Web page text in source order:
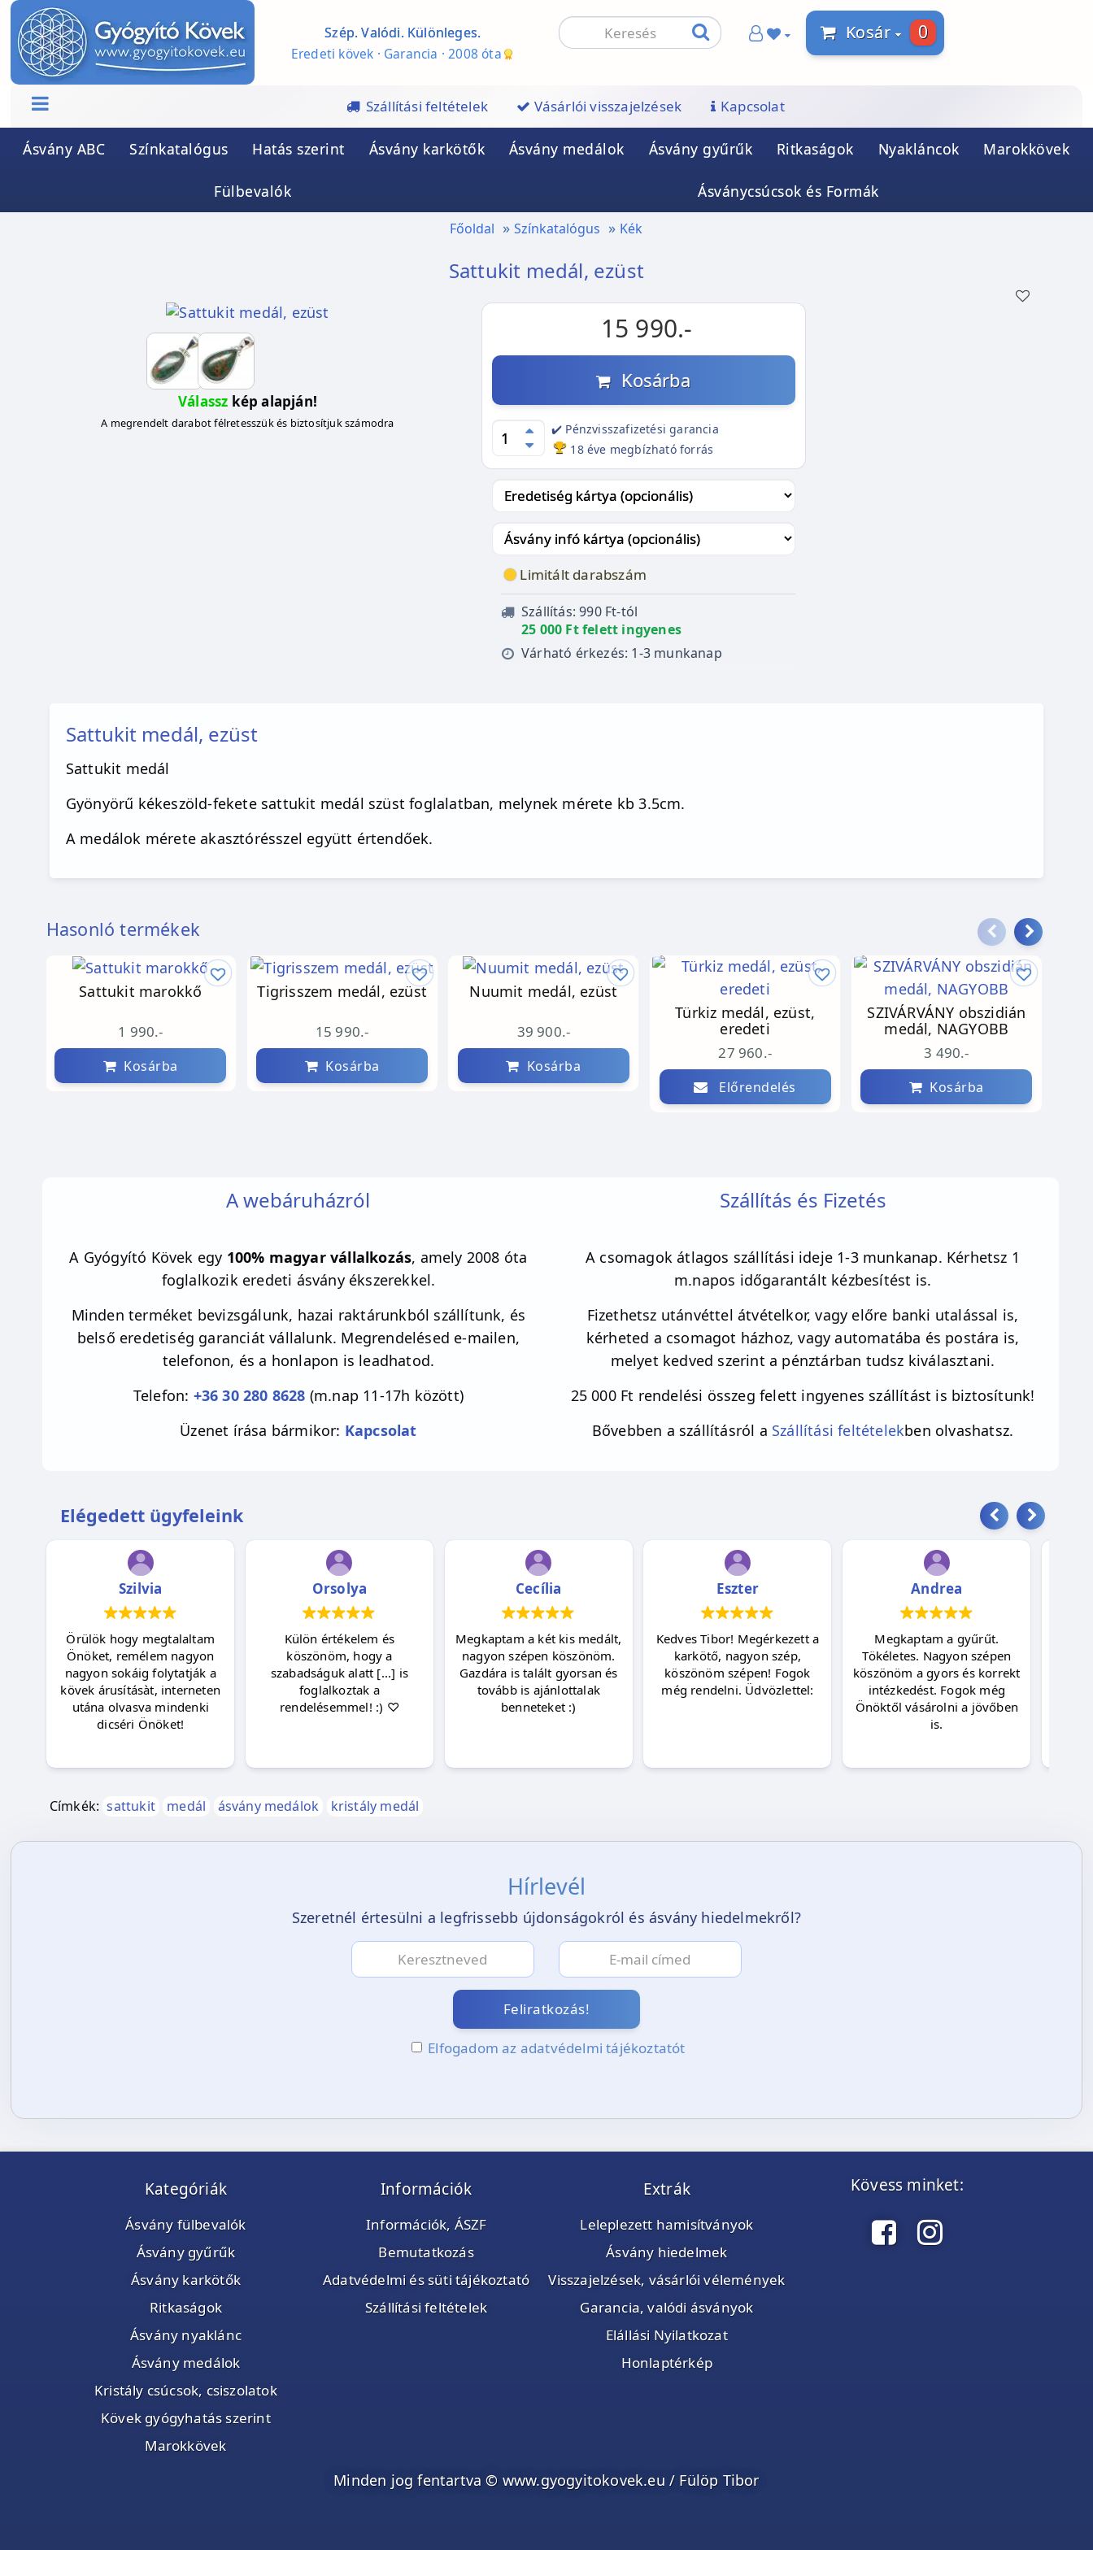
Szép. Valódi. Különleges.
Eredeti kövek · Garancia · 2008 óta
Kosár 0
Szállítási feltételek Vásárlói visszajelzések Kapcsolat
Ásvány ABC Színkatalógus Hatás szerint Ásvány karkötők Ásvány medálok Ásvány gyűrűk Ritkaságok Nyakláncok Marokkövek
Fülbevalók Ásványcsúcsok és Formák
Főoldal Színkatalógus Kék
Sattukit medál, ezüst
Válassz kép alapján!
A megrendelt darabot félretesszük és biztosítjuk számodra
15 990.-
Kosárba
✔️ Pénzvisszafizetési garancia
18 éve megbízható forrás
Limitált darabszám
Szállítás: 990 Ft-tól
25 000 Ft felett ingyenes
Várható érkezés: 1-3 munkanap
Sattukit medál, ezüst
Sattukit medál
Gyönyörű kékeszöld-fekete sattukit medál szüst foglalatban, melynek mérete kb 3.5cm.
A medálok mérete akasztórésszel együtt értendőek.
Hasonló termékek
Sattukit marokkő
1 990.-
Kosárba
Tigrisszem medál, ezüst
15 990.-
Kosárba
Nuumit medál, ezüst
39 900.-
Kosárba
Türkiz medál, ezüst,
eredeti
27 960.-
Előrendelés
SZIVÁRVÁNY obszidián
medál, NAGYOBB
3 490.-
Kosárba
A webáruházról
A Gyógyító Kövek egy 100% magyar vállalkozás, amely 2008 óta
foglalkozik eredeti ásvány ékszerekkel.
Minden terméket bevizsgálunk, hazai raktárunkból szállítunk, és
belső eredetiség garanciát vállalunk. Megrendelésed e-mailen,
telefonon, és a honlapon is leadhatod.
Telefon: +36 30 280 8628 (m.nap 11-17h között)
Üzenet írása bármikor: Kapcsolat
Szállítás és Fizetés
A csomagok átlagos szállítási ideje 1-3 munkanap. Kérhetsz 1
m.napos időgarantált kézbesítést is.
Fizethetsz utánvéttel átvételkor, vagy előre banki utalással is,
kérheted a csomagot házhoz, vagy automatába és postára is,
melyet kedved szerint a pénztárban tudsz kiválasztani.
25 000 Ft rendelési összeg felett ingyenes szállítást is biztosítunk!
Bővebben a szállításról a Szállítási feltételekben olvashatsz.
Elégedett ügyfeleink
Szilvia
Örülök hogy megtalaltam
Önöket, remélem nagyon
nagyon sokáig folytatják a
kövek árusításàt, interneten
utána olvasva mindenki
dicséri Önöket!
Orsolya
Külön értékelem és
köszönöm, hogy a
szabadságuk alatt [...] is
foglalkoztak a
rendelésemmel! :) ♡
Cecília
Megkaptam a két kis medált,
nagyon szépen köszönöm.
Gazdára is talált gyorsan és
tovább is ajánlottalak
benneteket :)
Eszter
Kedves Tibor! Megérkezett a
karkötő, nagyon szép,
köszönöm szépen! Fogok
még rendelni. Üdvözlettel:
Andrea
Megkaptam a gyűrűt.
Tökéletes. Nagyon szépen
köszönöm a gyors és korrekt
intézkedést. Fogok még
Önöktől vásárolni a jövőben
is.
Címkék: sattukit medál ásvány medálok kristály medál
Hírlevél
Szeretnél értesülni a legfrissebb újdonságokról és ásvány hiedelmekről?
Feliratkozás!
Elfogadom az adatvédelmi tájékoztatót
Kategóriák
Ásvány fülbevalók
Ásvány gyűrűk
Ásvány karkötők
Ritkaságok
Ásvány nyaklánc
Ásvány medálok
Kristály csúcsok, csiszolatok
Kövek gyógyhatás szerint
Marokkövek
Információk
Információk, ÁSZF
Bemutatkozás
Adatvédelmi és süti tájékoztató
Szállítási feltételek
Extrák
Leleplezett hamisítványok
Ásvány hiedelmek
Visszajelzések, vásárlói vélemények
Garancia, valódi ásványok
Elállási Nyilatkozat
Honlaptérkép
Kövess minket:
Minden jog fentartva © www.gyogyitokovek.eu / Fülöp Tibor